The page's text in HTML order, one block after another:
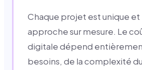
Chaque projet est unique
approche sur mesure. Le
digitale dépend
besoins, de la complexité